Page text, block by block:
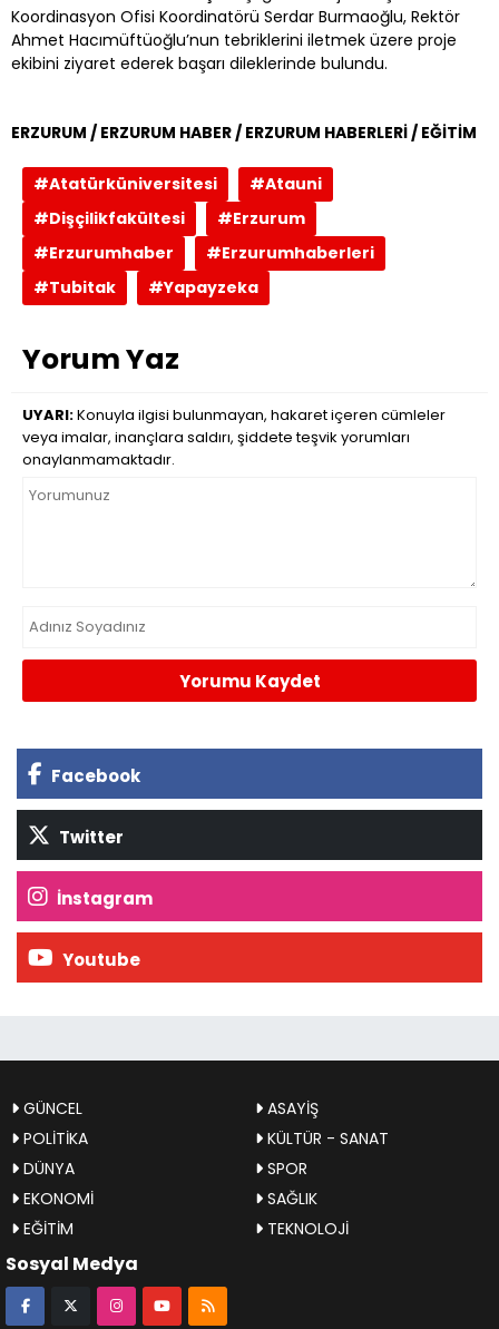
Koordinasyon Ofisi Koordinatörü Serdar Burmaoğlu, Rektör
Ahmet Hacımüftüoğlu’nun tebriklerini iletmek üzere proje
ekibini ziyaret ederek başarı dileklerinde bulundu.
ERZURUM / ERZURUM HABER / ERZURUM HABERLERİ / EĞİTİM
#Atatürküniversitesi
#Atauni
#Dişçilikfakültesi
#Erzurum
#Erzurumhaber
#Erzurumhaberleri
#Tubitak
#Yapayzeka
Yorum Yaz
UYARI:Konuyla ilgisi bulunmayan, hakaret içeren cümleler
veya imalar, inançlara saldırı, şiddete teşvik yorumları
onaylanmamaktadır.
Yorumu Kaydet
Facebook
Twitter
İnstagram
Youtube
GÜNCEL
ASAYİŞ
POLİTİKA
KÜLTÜR - SANAT
DÜNYA
SPOR
EKONOMİ
SAĞLIK
EĞİTİM
TEKNOLOJİ
Sosyal Medya